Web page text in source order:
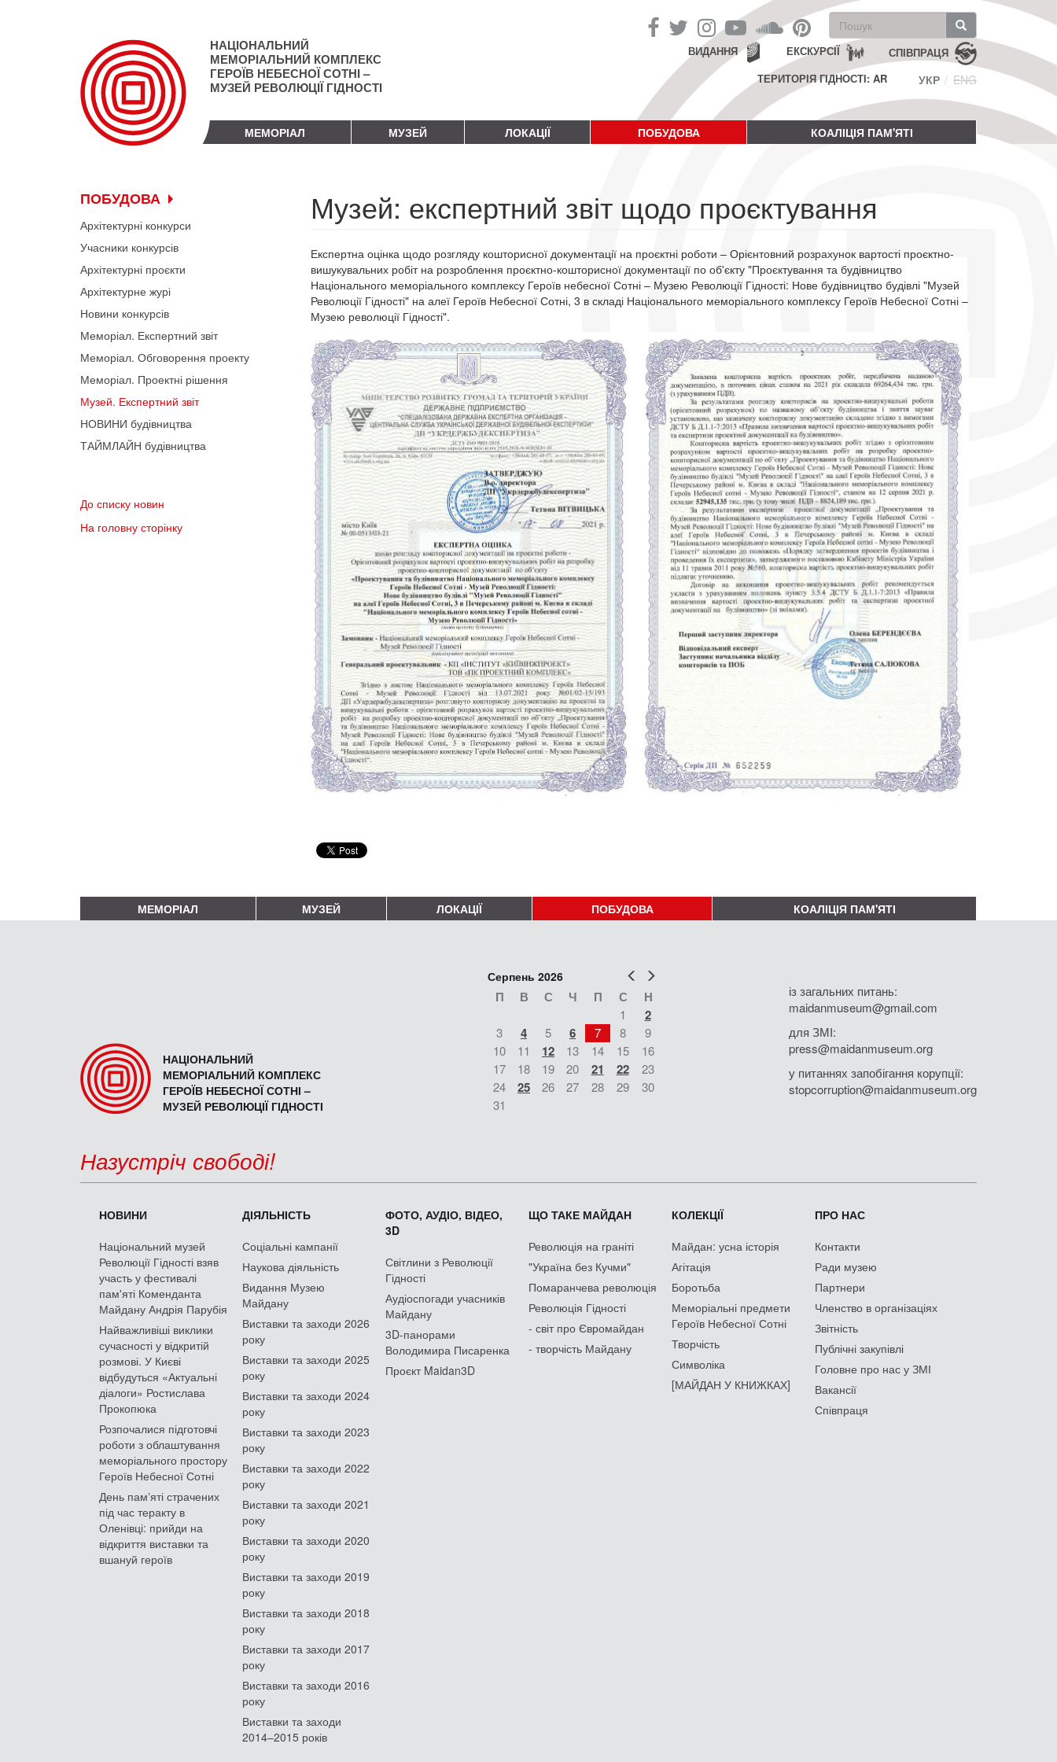
НАЦІОНАЛЬНИЙ
МЕМОРІАЛЬНИЙ КОМПЛЕКС
ГЕРОЇВ НЕБЕСНОЇ СОТНІ –
МУЗЕЙ РЕВОЛЮЦІЇ ГІДНОСТІ
Пошукова
форма
Пошук СПІВПРАЦЯ
ЕКСКУРСІЇ
ВИДАННЯ
ТЕРИТОРІЯ ГІДНОСТІ: AR
УКР ENG
МЕМОРІАЛ МУЗЕЙ ЛОКАЦІЇ ПОБУДОВА КОАЛІЦІЯ ПАМ'ЯТІ
ПОБУДОВА
Архітектурні конкурси
Учасники конкурсів
Архітектурні проєкти
Архітектурне журі
Новини конкурсів
Меморіал. Експертний звіт
Меморіал. Обговорення проекту
Меморіал. Проектні рішення
Музей. Експертний звіт
НОВИНИ будівництва
ТАЙМЛАЙН будівництва
До списку новин
На головну сторінку
Музей: експертний звіт щодо проєктування
Експертна оцінка щодо розгляду кошторисної документації на проєктні роботи – Орієнтовний розрахунок вартості проєктно-
вишукувальних робіт на розроблення проєктно-кошторисної документації по об'єкту "Проєктування та будівництво
Національного меморіального комплексу Героїв небесної Сотні – Музею Революції Гідності: Нове будівництво будівлі "Музей
Революції Гідності" на алеї Героїв Небесної Сотні, 3 в складі Національного меморіального комплексу Героїв Небесної Сотні –
Музею революції Гідності".
МЕМОРІАЛ МУЗЕЙ ЛОКАЦІЇ ПОБУДОВА КОАЛІЦІЯ ПАМ'ЯТІ
НАЦІОНАЛЬНИЙ
МЕМОРІАЛЬНИЙ КОМПЛЕКС
ГЕРОЇВ НЕБЕСНОЇ СОТНІ –
МУЗЕЙ РЕВОЛЮЦІЇ ГІДНОСТІ
Попер
Серпень 2026
П В С Ч П С Н
1 2
3 4 5 6 7 8
9
10
11 12 13 14 15
16
17
18 19 20 21 22
23
24
25 26 27 28 29
30
31
із загальних питань:
maidanmuseum@gmail.com
для ЗМІ:
press@maidanmuseum.org
у питаннях запобігання корупції:
stopcorruption@maidanmuseum.org
Назустріч свободі!
НОВИНИ
Національний музей
Революції Гідності взяв
участь у фестивалі
пам'яті Коменданта
Майдану Андрія Парубія
Найважливіші виклики
сучасності у відкритій
розмові. У Києві
відбудуться «Актуальні
діалоги» Ростислава
Прокопюка
Розпочалися підготовчі
роботи з облаштування
меморіального простору
Героїв Небесної Сотні
День памʼяті страчених
під час теракту в
Оленівці: прийди на
відкриття виставки та
вшануй героїв
ДІЯЛЬНІСТЬ
Соціальні кампанії
Наукова діяльність
Видання Музею
Майдану
Виставки та заходи 2026
року
Виставки та заходи 2025
року
Виставки та заходи 2024
року
Виставки та заходи 2023
року
Виставки та заходи 2022
року
Виставки та заходи 2021
року
Виставки та заходи 2020
року
Виставки та заходи 2019
року
Виставки та заходи 2018
року
Виставки та заходи 2017
року
Виставки та заходи 2016
року
Виставки та заходи
2014–2015 років
ФОТО, АУДІО, ВІДЕО,
3D
Світлини з Революції
Гідності
Аудіоспогади учасників
Майдану
3D-панорами
Володимира Писаренка
Проєкт Maidan3D
ЩО ТАКЕ МАЙДАН
Революція на граніті
"Україна без Кучми"
Помаранчева революція
Революція Гідності
- світ про Євромайдан
- творчість Майдану
КОЛЕКЦІЇ
Майдан: усна історія
Агітація
Боротьба
Меморіальні предмети
Героїв Небесної Сотні
Творчість
Символіка
[МАЙДАН У КНИЖКАХ]
ПРО НАС
Контакти
Ради музею
Партнери
Членство в організаціях
Звітність
Публічні закупівлі
Головне про нас у ЗМІ
Вакансії
Співпраця